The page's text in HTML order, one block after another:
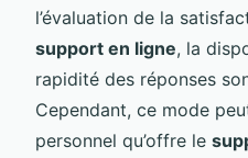
l’évaluation de la
support en ligne, la
rapidité des réponses
Cependant, ce mode
personnel qu’offre le